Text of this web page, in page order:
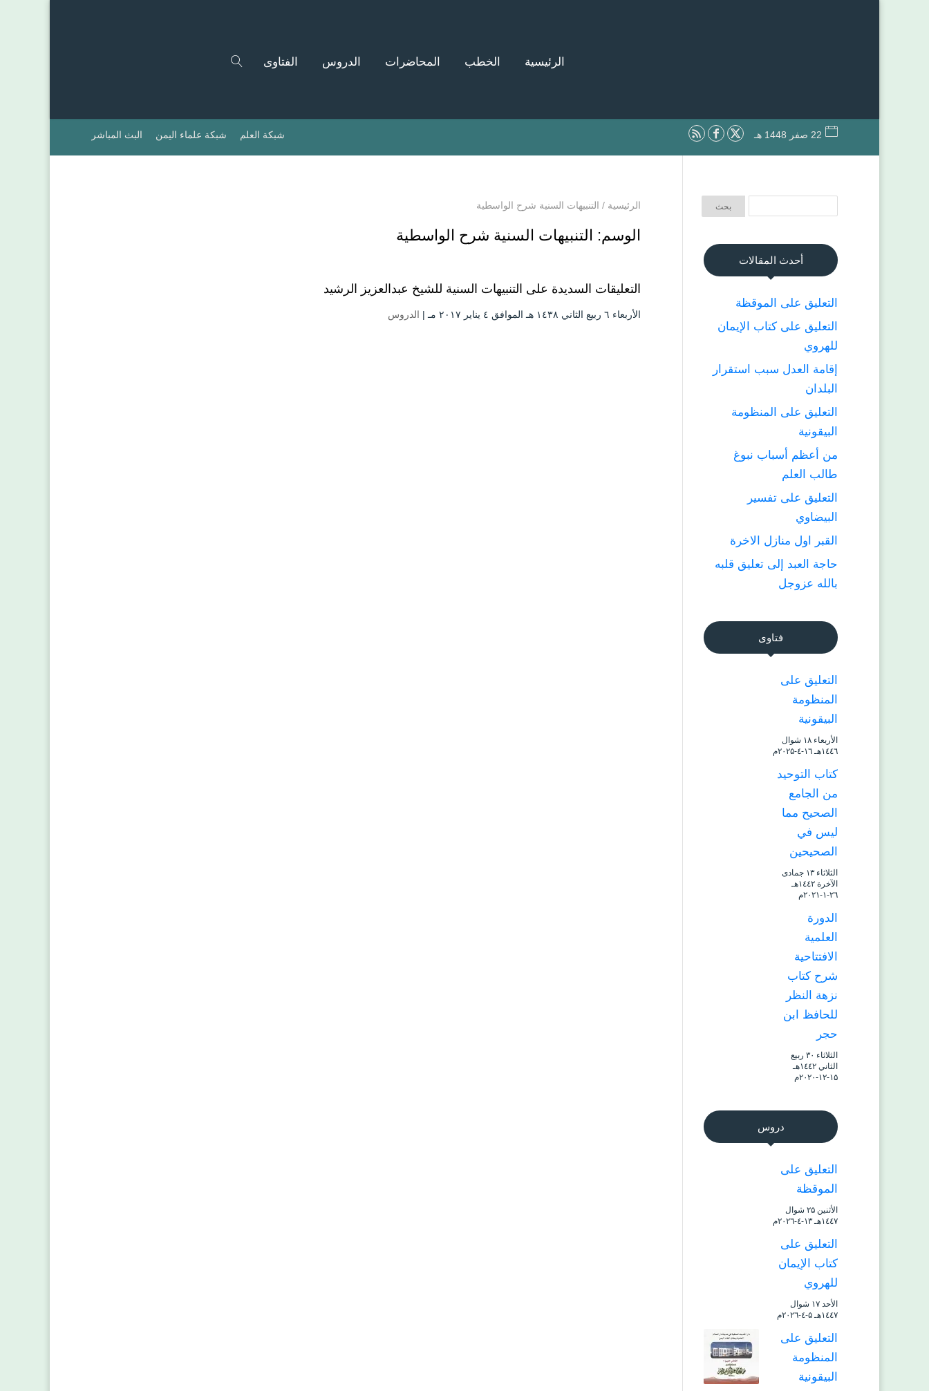
الرئيسية الخطب المحاضرات الدروس الفتاوى
22 صفر 1448 هـ شبكة العلم شبكة علماء اليمن البث المباشر
الرئيسية / التنبيهات السنية شرح الواسطية
الوسم: التنبيهات السنية شرح الواسطية
التعليقات السديدة على التنبيهات السنية للشيخ عبدالعزيز الرشيد
الأربعاء ٦ ربيع الثاني ۱٤۳۸ هـ الموافق ٤ يناير ۲۰۱۷ مـ | الدروس
أحدث المقالات
التعليق على الموقظة
التعليق على كتاب الإيمان
للهروي
إقامة العدل سبب استقرار
البلدان
التعليق على المنظومة
البيقونية
من أعظم أسباب نبوغ
طالب العلم
التعليق على تفسير
البيضاوي
القبر اول منازل الاخرة
حاجة العبد إلى تعليق قلبه
بالله عزوجل
فتاوى
التعليق على
المنظومة
البيقونية
الأربعاء ۱۸ شوال
۱٤٤٦هـ ۱٦-٤-۲۰۲۵م
كتاب التوحيد
من الجامع
الصحيح مما
ليس في
الصحيحين
الثلاثاء ۱۳ جمادى
الآخرة ۱٤٤۲هـ
۲٦-۱-۲۰۲۱م
الدورة
العلمية
الافتتاحية
شرح كتاب
نزهة النظر
للحافظ ابن
حجر
الثلاثاء ۳۰ ربيع
الثاني ۱٤٤۲هـ
۱۵-۱۲-۲۰۲۰م
دروس
التعليق على
الموقظة
الأثنين ۲۵ شوال
۱٤٤۷هـ ۱۳-٤-۲۰۲٦م
التعليق على
كتاب الإيمان
للهروي
الأحد ۱۷ شوال
۱٤٤۷هـ ۵-٤-۲۰۲٦م
التعليق على
المنظومة
البيقونية